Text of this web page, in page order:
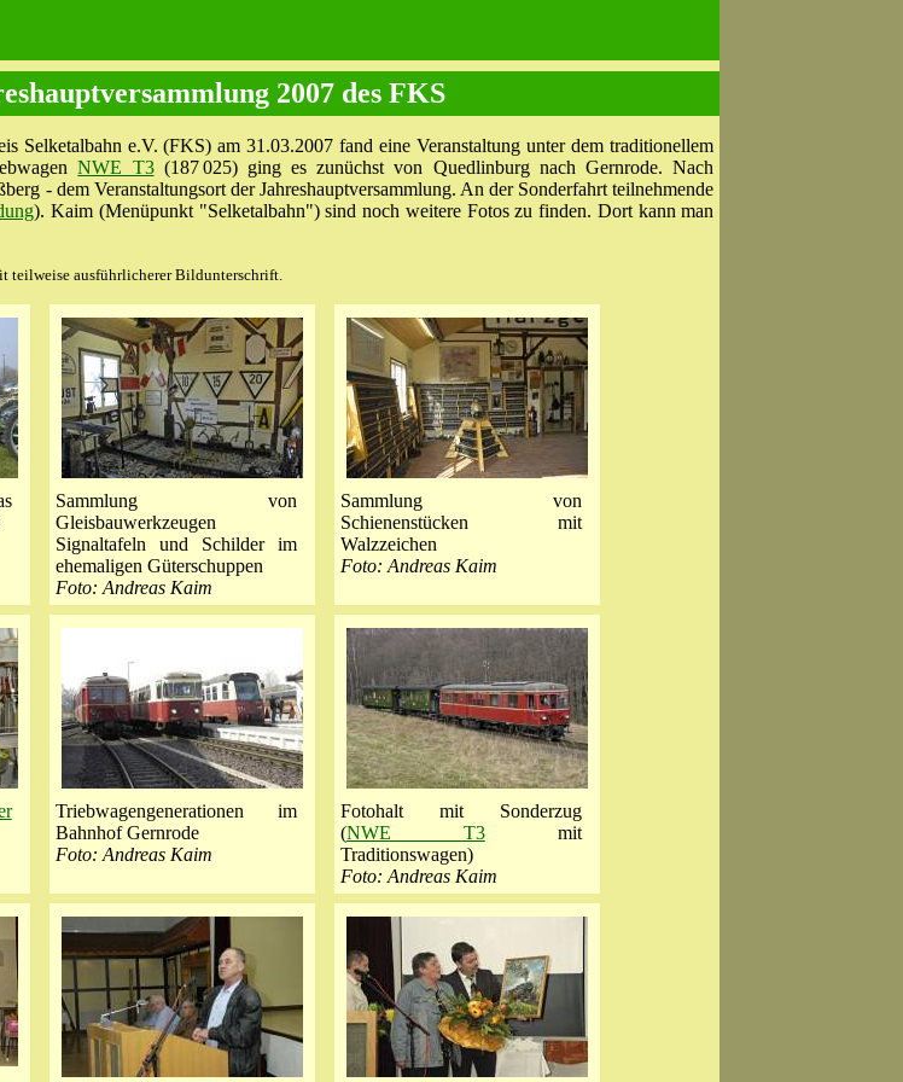
2007 des FKS
Selketalbahn e.V. (FKS) am 31.03.2007 fand eine Veranstaltung unter dem traditionellem
NWE T3(187 025) ging es zunüchst von Quedlinburg nach Gernrode. Nach
- dem Veranstaltungsort der Jahreshauptversammlung. An der Sonderfahrt teilnehmende
). Kaim (Menüpunkt "Selketalbahn") sind noch weitere Fotos zu finden. Dort kann man
teilweise ausführlicherer Bildunterschrift.
Sammlung von
Gleisbauwerkzeugen
Signaltafeln und Schilder im
ehemaligen Güterschuppen
Foto: Andreas Kaim
Sammlung von
Schienenstücken mit
Walzzeichen
Foto: Andreas Kaim
Triebwagengenerationen im
Bahnhof Gernrode
Foto: Andreas Kaim
Fotohalt mit Sonderzug
(NWE T3mit
Traditionswagen)
Foto: Andreas Kaim